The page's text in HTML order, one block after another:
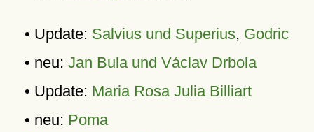
• Update: Salvius und Superius, Godric
• neu: Jan Bula und Václav Drbola
• Update: Maria Rosa Julia Billiart
• neu: Poma